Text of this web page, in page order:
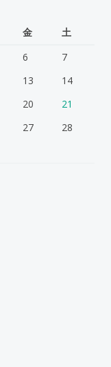
金
土
6
7
13
14
20
21
27
28